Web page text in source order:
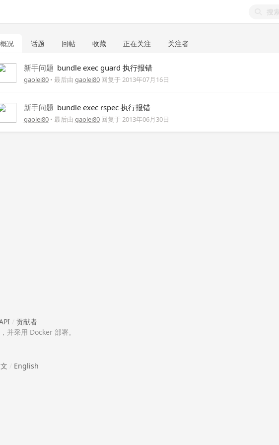
概况 话题 回帖 收藏 正在关注 关注者
新手问题 bundle exec guard 执行报错
gaolei80 • 最后由 gaolei80回复于2013年07月16日
新手问题 bundle exec rspec 执行报错
gaolei80 • 最后由 gaolei80回复于2013年06月30日
/ 贡献者
并采用 Docker 部署。
/ English